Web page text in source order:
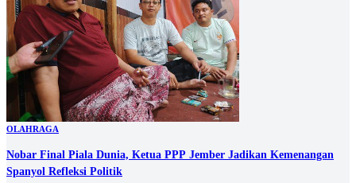
OLAHRAGA
Nobar Final Piala Dunia, Ketua PPP Jember Jadikan Kemenangan
Spanyol Refleksi Politik